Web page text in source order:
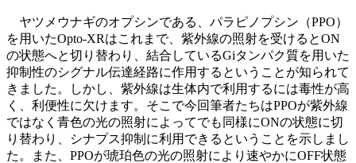
ヤツメウナギのオプシンである、パラピノプシン（PPO）
を用いたOpto-XRはこれまで、紫外線の照射を受けるとON
の状態へと切り替わり、結合しているGiタンパク質を用いた
抑制性のシグナル伝達経路に作用するということが知られて
きました。しかし、紫外線は生体内で利用するには毒性が高
く、利便性に欠けます。そこで今回筆者たちはPPOが紫外線
ではなく青色の光の照射によってでも同様にONの状態に切
り替わり、シナプス抑制に利用できるということを示しまし
た。また、PPOが琥珀色の光の照射により速やかにOFF状態